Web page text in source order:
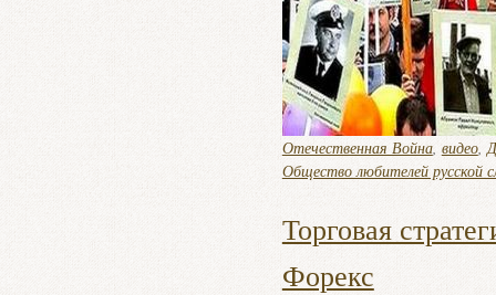
Отечественная Война, видео,
Общество любителей русской
Торговая
Форекс